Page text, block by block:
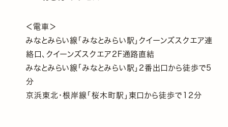
＜電車＞
みなとみらい線「みなとみらい駅」クイーンズスクエア連
絡口、クイーンズスクエア2F通路直結
みなとみらい線「みなとみらい駅」2番出口から徒歩で5
分
京浜東北・根岸線「桜木町駅」東口から徒歩で12分